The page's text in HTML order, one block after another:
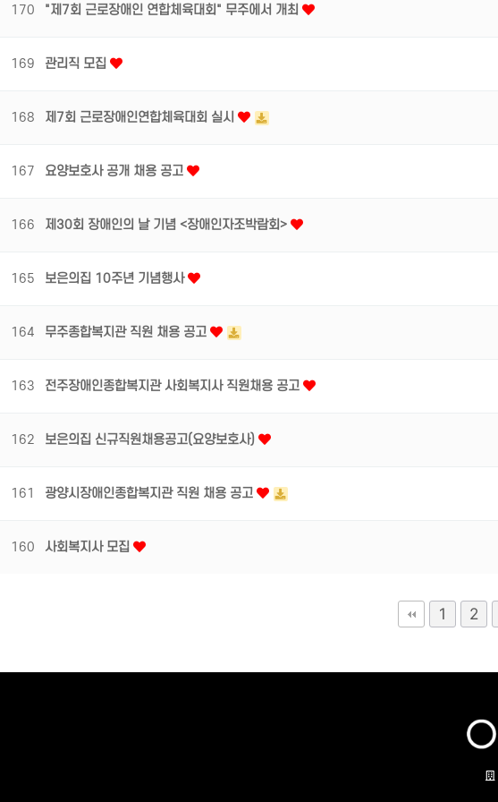
170 "제7회 근로장애인 연합체육대회" 무주에서 개최
169 관리직 모집
168 제7회 근로장애인연합체육대회 실시
167 요양보호사 공개 채용 공고
166 제30회 장애인의 날 기념 <장애인자조박람회>
165 보은의집 10주년 기념행사
164 무주종합복지관 직원 채용 공고
163 전주장애인종합복지관 사회복지사 직원채용 공고
162 보은의집 신규직원채용공고(요양보호사)
161 광양시장애인종합복지관 직원 채용 공고
160 사회복지사 모집
1 2